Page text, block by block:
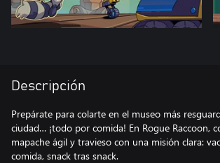
Descripción
Prepárate para colarte en el museo más
ciudad… ¡todo por comida! En Rogue Raccoon,
mapache ágil y travieso con una misión clara:
comida, snack tras snack.